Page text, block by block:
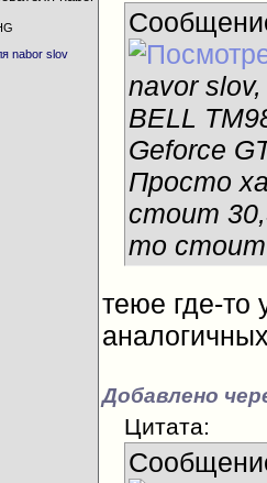
navor
BELL
Geforce
Просто
стоит
то
теюе где-то
Добавлено
Цитата: